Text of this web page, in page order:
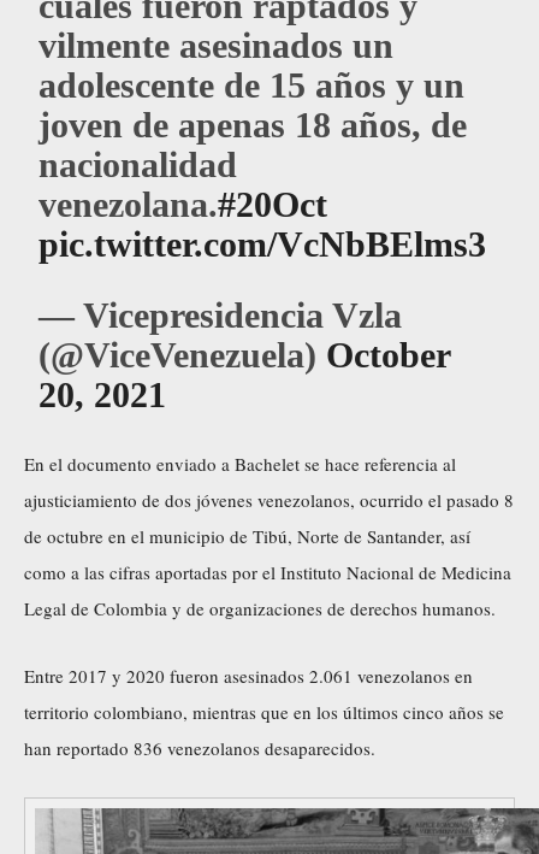
vilmente asesinados un
adolescente de 15 años y un
joven de apenas 18 años, de
nacionalidad
venezolana.#20Oct
pic.twitter.com/VcNbBElms3
— Vicepresidencia Vzla
(@ViceVenezuela) October
20, 2021
En el documento enviado a Bachelet se hace referencia al
ajusticiamiento de dos jóvenes venezolanos, ocurrido el pasado 8
de octubre en el municipio de Tibú, Norte de Santander, así
como a las cifras aportadas por el Instituto Nacional de Medicina
Legal de Colombia y de organizaciones de derechos humanos.
Entre 2017 y 2020 fueron asesinados 2.061 venezolanos en
territorio colombiano, mientras que en los últimos cinco años se
han reportado 836 venezolanos desaparecidos.